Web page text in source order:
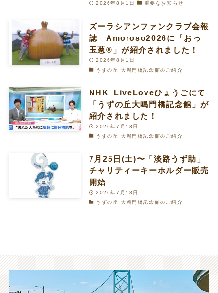
2026年8月1日 重要なお知らせ
ズーラシアンファンクラブ会報
誌 Amoroso2026に「おっ
玉葱®︎」が紹介されました！
2026年8月1日
うずの丘 大鳴門橋記念館のご紹介
NHK_LiveLoveひょうごにて
「うずの丘大鳴門橋記念館」が
紹介されました！
2026年7月18日
うずの丘 大鳴門橋記念館のご紹介
7月25日(土)〜「淡路うず助」
チャリティーキーホルダー販売
開始
2026年7月18日
うずの丘 大鳴門橋記念館のご紹介